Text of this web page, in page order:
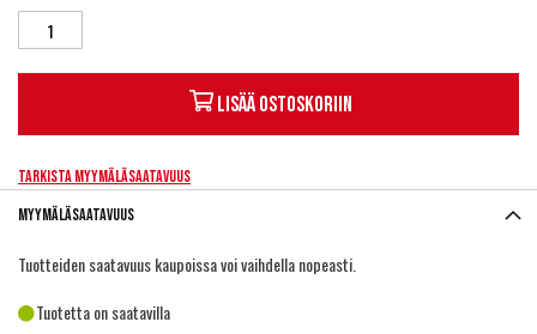
Lisää ostoskoriin
Tarkista myymäläsaatavuus
Myymäläsaatavuus
Tuotteiden saatavuus kaupoissa voi vaihdella nopeasti.
Tuotetta on saatavilla